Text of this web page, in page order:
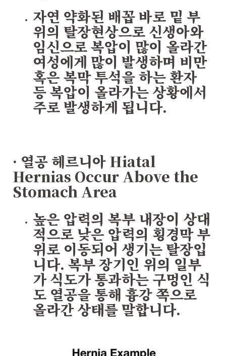
자연 약화된 배꼽 바로 밑 부
위의 탈장현상으로 신생아와
임신으로 복압이 많이 올라간
여성에게 많이 발생하며 비만
혹은 복막 투석을 하는 환자
등 복압이 올라가는 상황에서
주로 발생하게 됩니다.
· 열공 헤르니아 Hiatal
Hernias Occur Above the
Stomach Area
높은 압력의 복부 내장이 상대
적으로 낮은 압력의 횡경막 부
위로 이동되어 생기는 탈장입
니다. 복부 장기인 위의 일부
가 식도가 통과하는 구멍인 식
도 열공을 통해 흉강 쪽으로
올라간 상태를 말합니다.